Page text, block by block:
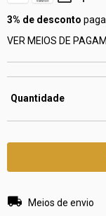
3% de desconto
VER MEIOS DE
Quantidade
Entregas para o CEP:
Meios de envio